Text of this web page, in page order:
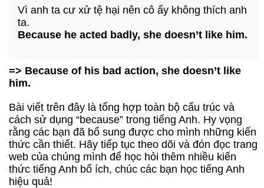
Vì anh ta cư xử tệ hại nên cô ấy không thích anh
ta.
Because he acted badly, she doesn’t like him.
=> Because of his bad action, she doesn’t like
him.
Bài viết trên đây là tổng hợp toàn bộ cấu trúc và
cách sử dụng “because” trong tiếng Anh. Hy vọng
rằng các bạn đã bổ sung được cho mình những kiến
thức cần thiết. Hãy tiếp tục theo dõi và đón đọc trang
web của chúng mình để học hỏi thêm nhiều kiến
thức tiếng Anh bổ ích, chúc các bạn học tiếng Anh
hiệu quả!